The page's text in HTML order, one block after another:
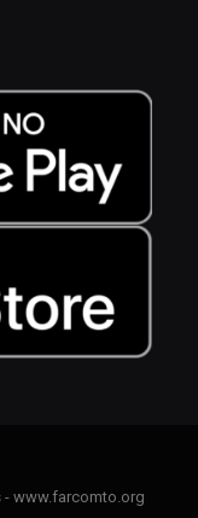
- www.farcomto.org